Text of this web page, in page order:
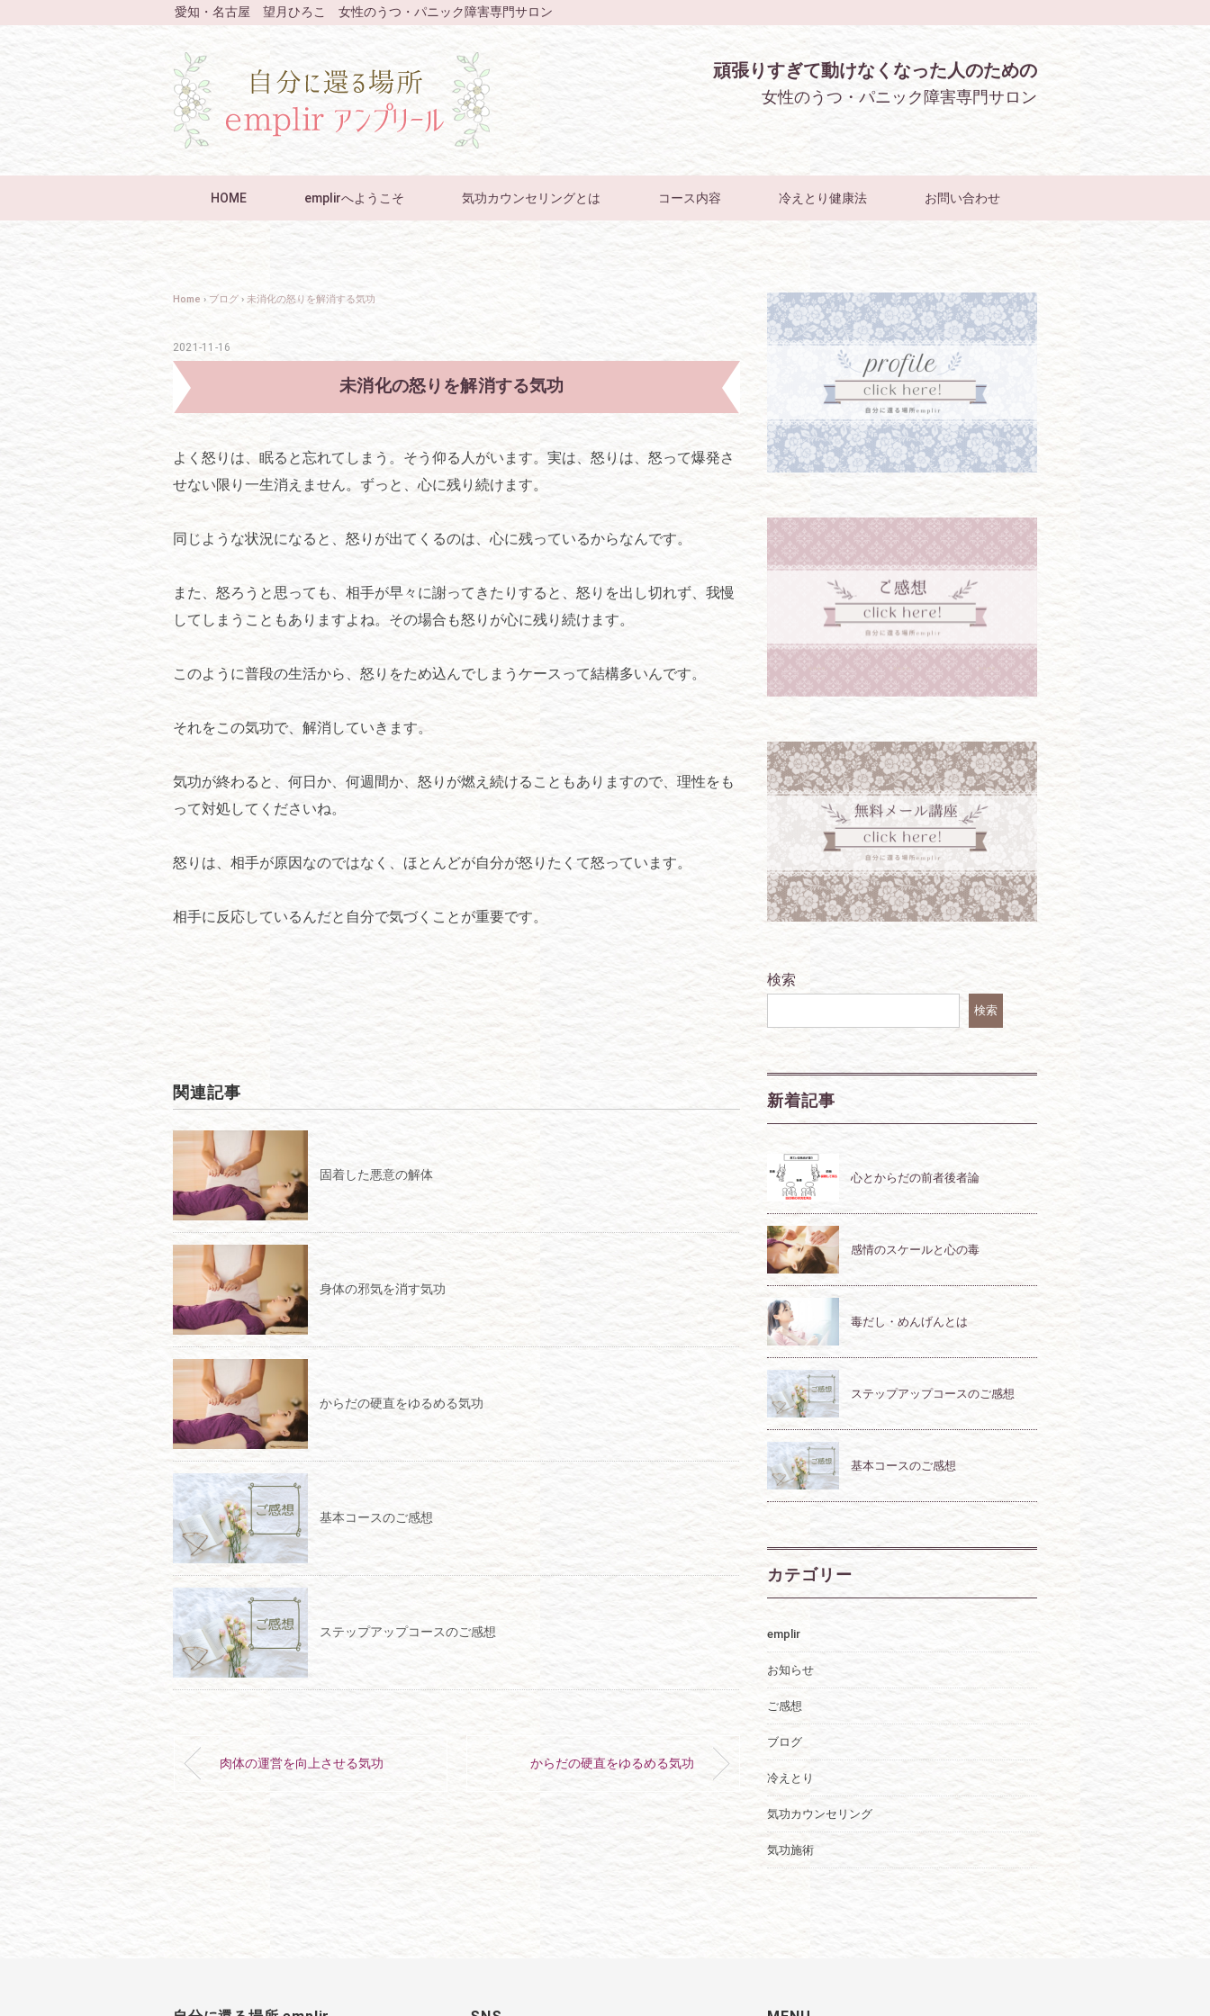
愛知・名古屋 望月ひろこ 女性のうつ・パニック障害専門サロン
頑張りすぎて動けなくなった人のための
女性のうつ・パニック障害専門サロン
HOME emplirへようこそ 気功カウンセリングとは コース内容 冷えとり健康法 お問い合わせ
Home › ブログ › 未消化の怒りを解消する気功
2021-11-16
未消化の怒りを解消する気功
よく怒りは、眠ると忘れてしまう。そう仰る人がいます。実は、怒りは、怒って爆発さ
せない限り一生消えません。ずっと、心に残り続けます。
同じような状況になると、怒りが出てくるのは、心に残っているからなんです。
また、怒ろうと思っても、相手が早々に謝ってきたりすると、怒りを出し切れず、我慢
してしまうこともありますよね。その場合も怒りが心に残り続けます。
このように普段の生活から、怒りをため込んでしまうケースって結構多いんです。
それをこの気功で、解消していきます。
気功が終わると、何日か、何週間か、怒りが燃え続けることもありますので、理性をも
って対処してくださいね。
怒りは、相手が原因なのではなく、ほとんどが自分が怒りたくて怒っています。
相手に反応しているんだと自分で気づくことが重要です。
関連記事
固着した悪意の解体
身体の邪気を消す気功
からだの硬直をゆるめる気功
基本コースのご感想
ステップアップコースのご感想
肉体の運営を向上させる気功 からだの硬直をゆるめる気功
検索
検索
新着記事
心とからだの前者後者論
感情のスケールと心の毒
毒だし・めんげんとは
ステップアップコースのご感想
基本コースのご感想
カテゴリー
emplir
お知らせ
ご感想
ブログ
冷えとり
気功カウンセリング
気功施術